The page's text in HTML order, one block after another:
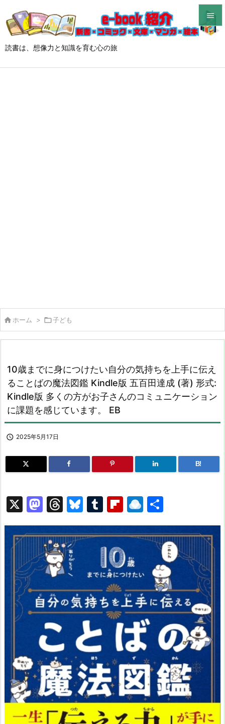
読書は、想像力と知識を育む心の旅


ホーム > 子ども
10歳までに身につけたい自分の気持ちを上手に伝え
ることばの魔法図鑑 Kindle版 五百田達成 (著) 形式:
Kindle版 多くの方がお子さんのコミュニケーション
に課題を感じています。 EB
 2025年5月17日
B!
X
M
a
st
o
d
o
n
T
hr
e
a
d
s
Bl
u
e
k
y
T
u
m
bl
r
Fl
ip
b
o
ar
d
R
ai
n
dr
o
p.
io
有